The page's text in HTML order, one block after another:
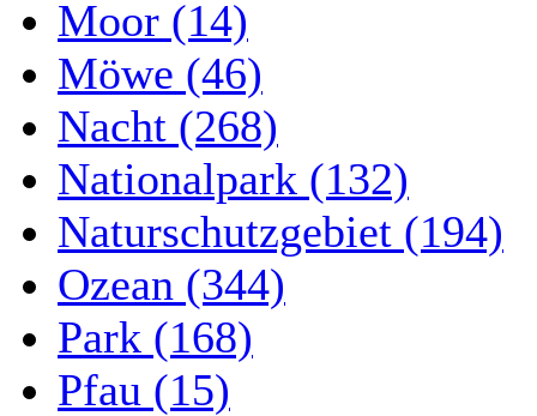
Moor (14)
Möwe (46)
Nacht (268)
Nationalpark (132)
Naturschutzgebiet (194)
Ozean (344)
Park (168)
Pfau (15)